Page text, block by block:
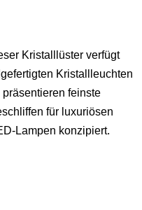
Kristalllüster verfügt
Kristallleuchten
feinste
für luxuriösen
Lampen konzipiert.